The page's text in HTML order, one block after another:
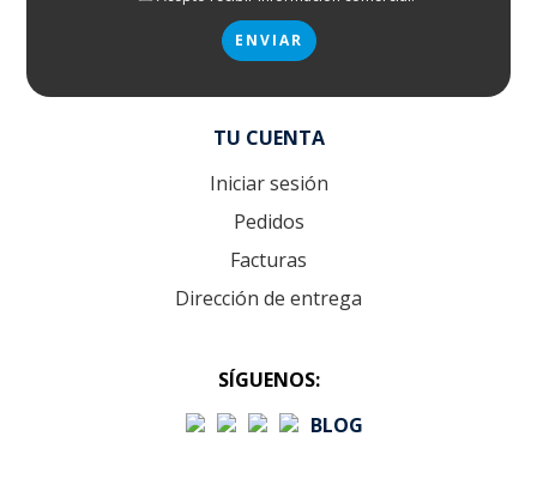
TU CUENTA
Iniciar sesión
Pedidos
Facturas
Dirección de entrega
SÍGUENOS:
BLOG